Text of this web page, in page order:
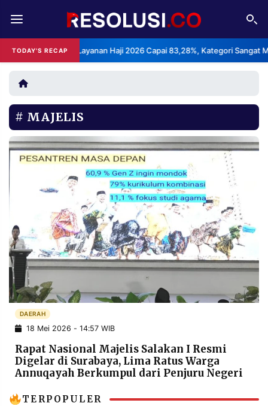
TODAY'S RECAP
Kepuasan Layanan Haji 2026 Capai 83,28%, Kategori Sangat
REDAKSI TENTANG
RESOLUSI IKLAN
RUBRIKASI
EDITORIAL AKSARA
FINANSIA PERSONA
NASIONAL
SPORT
INFORMASI
PRIVACY
POLICY
BERITA
INFORMASI
IKLAN
KIRIM
PENGADUAN TERM
OF
SERVICE
IKUTI
MAJELIS
DAERAH
18 Mei 2026 - 14:57 WIB
Rapat Nasional Majelis Salakan I Resmi
Digelar di Surabaya, Lima Ratus Warga
Annuqayah Berkumpul dari Penjuru Negeri
TERPOPULER